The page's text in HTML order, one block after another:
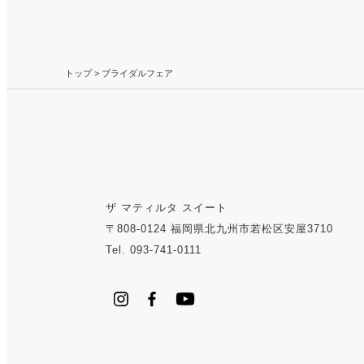
トップ> ブライダルフェア
ザ マティルタ スイート
〒808-0124 福岡県北九州市若松区安屋3710
Tel. 093-741-0111